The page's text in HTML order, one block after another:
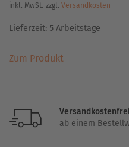
inkl. MwSt. zzgl. Versandkosten
Lieferzeit: 5 Arbeitstage
Zum ProduktProdukt
auf.
Versandkostenfrei
ab einem